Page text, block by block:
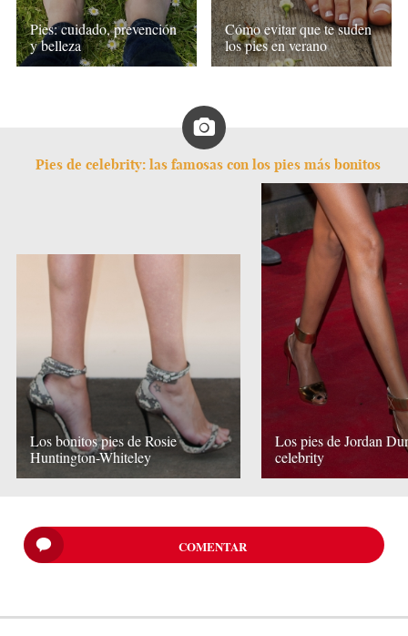
Pies: cuidado, prevención
y belleza
Cómo evitar que te suden
los pies en verano
Pies de celebrity: las famosas con los pies más bonitos
Los bonitos pies de Rosie
Huntington-Whiteley
Los pies de Jordan
celebrity
COMENTAR